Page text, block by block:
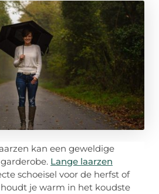
kan een geweldige
Lange laarzen
schoeisel voor de herfst of
je warm in het koudste